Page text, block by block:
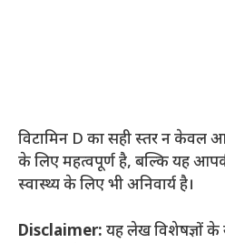
विटामिन D का सही स्तर न केवल
के लिए महत्वपूर्ण है, बल्कि यह
स्वास्थ्य के लिए भी अनिवार्य है।
Disclaimer: यह लेख विशेषज्ञों